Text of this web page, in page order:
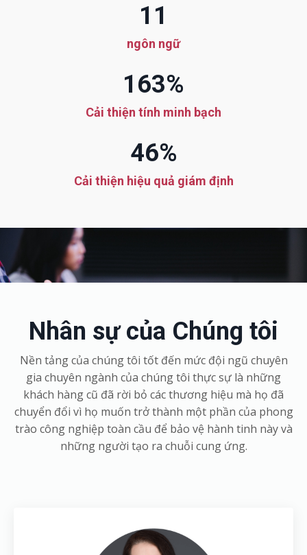
11
ngôn ngữ
163%
Cải thiện tính minh bạch
46%
Cải thiện hiệu quả giám định
Nhân sự của Chúng tôi
Nền tảng của chúng tôi tốt đến mức đội ngũ chuyên
gia chuyên ngành của chúng tôi thực sự là những
khách hàng cũ đã rời bỏ các thương hiệu mà họ đã
chuyển đổi vì họ muốn trở thành một phần của phong
trào công nghiệp toàn cầu để bảo vệ hành tinh này và
những người tạo ra chuỗi cung ứng.